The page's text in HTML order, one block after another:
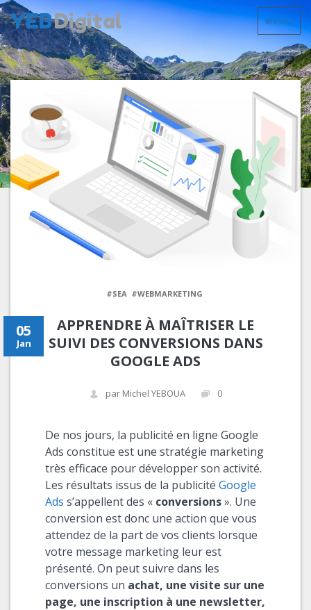
YEBDigital MENU
#SEA #WEBMARKETING
APPRENDRE À MAÎTRISER LE
SUIVI DES CONVERSIONS DANS
GOOGLE ADS
05
Jan
par Michel YEBOUA 0
De nos jours, la publicité en ligne Google
Ads constitue est une stratégie marketing
très efficace pour développer son activité.
Les résultats issus de la publicité Google
Ads s’appellent des « conversions». Une
conversion est donc une action que vous
attendez de la part de vos clients lorsque
votre message marketing leur est
présenté. On peut suivre dans les
conversions un achat, une visite sur une
page, une inscription à une newsletter,